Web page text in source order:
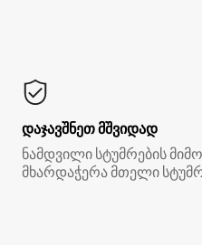
დაჯავშნეთ მშვიდად
ნამდვილი სტუმრების
მხარდაჭერა მთელი